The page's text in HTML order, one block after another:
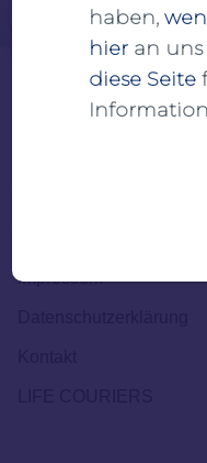
A subsidiary of
Impressum
haben,
hier an
diese Seite